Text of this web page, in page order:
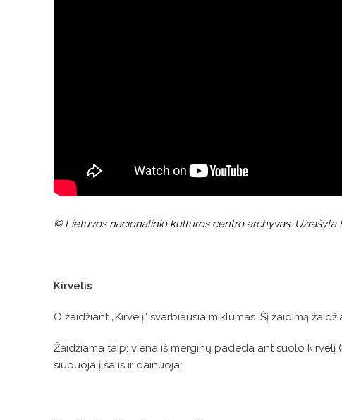
© Lietuvos nacionalinio kultūros centro archyvas. Užrašyta
Kirvelis
O žaidžiant „Kirvelį“ svarbiausia miklumas. Šį žaidimą
Žaidžiama taip: viena iš merginų padeda ant suolo kirvelį
siūbuoja į šalis ir dainuoja: